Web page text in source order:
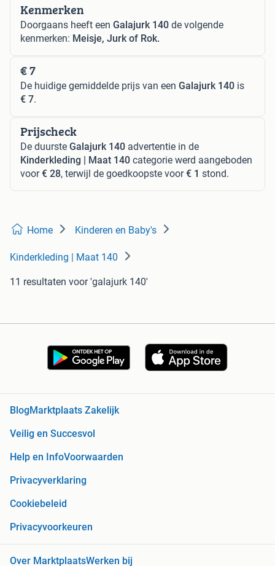
Kenmerken
Doorgaans heeft een Galajurk 140 de volgende
kenmerken: Meisje, Jurk of Rok.
€ 7
De huidige gemiddelde prijs van een Galajurk 140 is
€ 7.
Prijscheck
De duurste Galajurk 140 advertentie in de
Kinderkleding | Maat 140 categorie werd aangeboden
voor€ 28, terwijl de goedkoopste voor€ 1 stond.
Home Kinderen en Baby's
Kinderkleding | Maat 140
11 resultaten voor 'galajurk 140'
BlogMarktplaats Zakelijk
Veilig en Succesvol
Help en InfoVoorwaarden
Privacyverklaring
Cookiebeleid
Privacyvoorkeuren
Over MarktplaatsWerken bij